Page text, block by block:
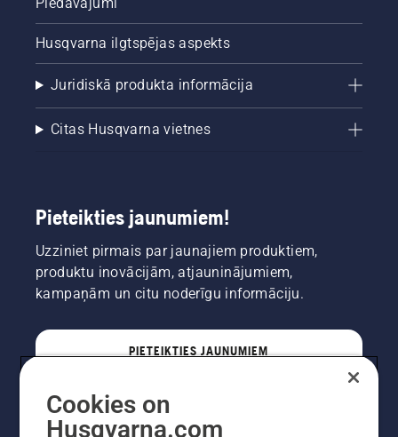
Husqvarna ilgtspējas aspekts
Juridiskā produkta informācija
Citas Husqvarna vietnes
Pieteikties jaunumiem!
Uzziniet pirmais par jaunajiem produktiem,
produktu inovācijām, atjauninājumiem,
kampaņām un citu noderīgu informāciju.
PIETEIKTIES JAUNUMIEM
Cookies on
Husqvarna.com